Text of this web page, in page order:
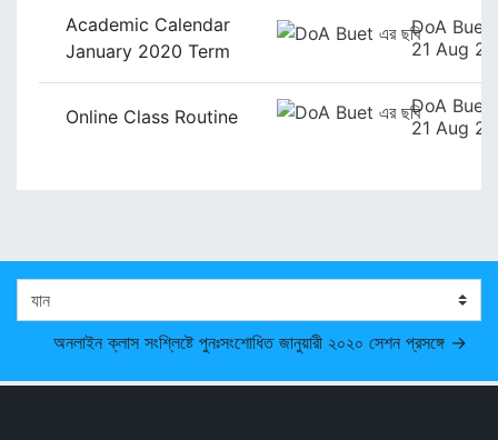
Academic Calendar
January 2020 Term
DoA Buet
21 Aug
Online Class Routine
DoA Buet
21 Aug
অনলাইন ক্লাস সংশ্লিষ্টে পুনঃসংশোধিত জানুয়ারী ২০২০ সেশন প্রসঙ্গে →